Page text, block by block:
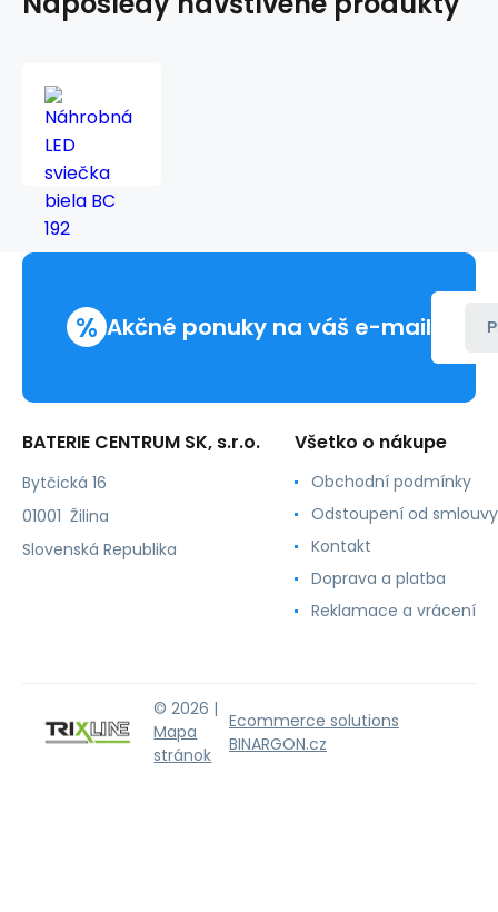
% Akčné ponuky na váš e-mail
BATERIE CENTRUM SK, s.r.o.
Bytčická 16
01001 Žilina
Slovenská Republika
Všetko o nákupe
Obchodní podmínky
Odstoupení od smlouvy
Kontakt
Doprava a platba
Reklamace a vrácení
© 2026 |
Mapa
stránok
Ecommerce solutions
BINARGON.cz